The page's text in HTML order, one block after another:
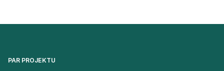
PAR PROJEKTU